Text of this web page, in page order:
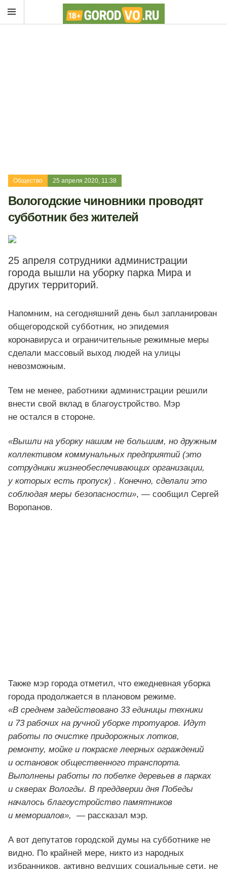
Общество 25 апреля 2020, 11:38
Вологодские чиновники проводят
субботник без жителей
25 апреля сотрудники администрации
города вышли на уборку парка Мира и
других территорий.
Напомним, на сегодняшний день был запланирован
общегородской субботник, но эпидемия
коронавируса и ограничительные режимные меры
сделали массовый выход людей на улицы
невозможным.
Тем не менее, работники администрации решили
внести свой вклад в благоустройство. Мэр
не остался в стороне.
«Вышли на уборку нашим не большим, но дружным
коллективом коммунальных предприятий (это
сотрудники жизнеобеспечивающих организации,
у которых есть пропуск) . Конечно, сделали это
соблюдая меры безопасности», — сообщил Сергей
Воропанов.
Также мэр города отметил, что ежедневная уборка
города продолжается в плановом режиме.
«В среднем задействовано 33 единицы техники
и 73 рабочих на ручной уборке тротуаров. Идут
работы по очистке придорожных лотков,
ремонту, мойке и покраске леерных ограждений
и остановок общественного транспорта.
Выполнены работы по побелке деревьев в парках
и скверах Вологды. В преддверии дня Победы
началось благоустройство памятников
и мемориалов»,
— рассказал мэр.
А вот депутатов городской думы на субботнике не
видно. По крайней мере, никто из народных
избранников, активно ведущих социальные сети, не